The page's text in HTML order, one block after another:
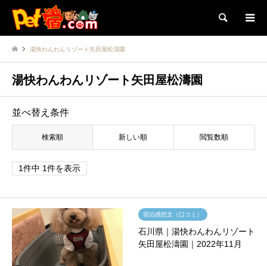
検索
湯快わんわんリゾート矢田屋松濤園
湯快わんわんリゾート矢田屋松濤園
並べ替え条件
検索順 新しい順 閲覧数順
1件中 1件を表示
宿泊感想文（口コミ）
石川県｜湯快わんわんリゾート
矢田屋松濤園｜2022年11月